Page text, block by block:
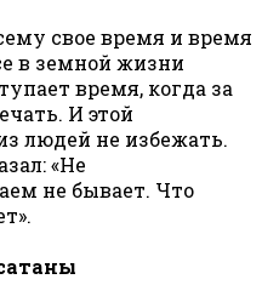
свое время и время
в земной жизни
время, когда за
И этой
людей не избежать.
«Не
не бывает. Что